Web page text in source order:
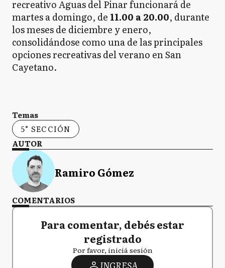
recreativo Aguas del Pinar funcionará de
martes a domingo, de 11.00 a 20.00, durante
los meses de diciembre y enero,
consolidándose como una de las principales
opciones recreativas del verano en San
Cayetano.
Temas
5° SECCIÓN
AUTOR
Ramiro Gómez
COMENTARIOS
Para comentar, debés estar
registrado
Por favor, iniciá sesión
INGRESA